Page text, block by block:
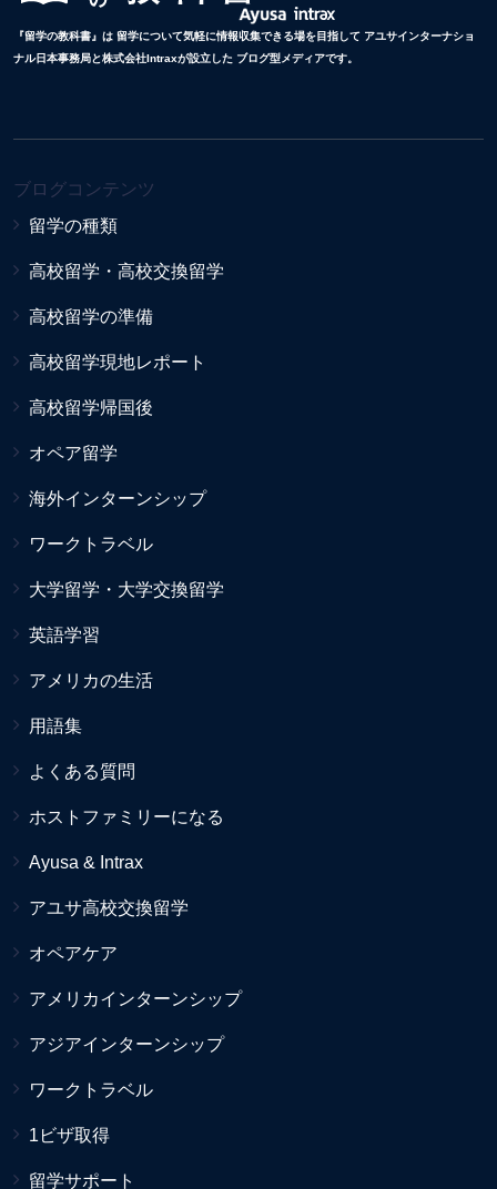
『留学の教科書』は 留学について気軽に情報収集できる場を目指して アユサインターナショ
ナル日本事務局と株式会社Intraxが設立した ブログ型メディアです。
ブログコンテンツ
留学の種類
高校留学・高校交換留学
高校留学の準備
高校留学現地レポート
高校留学帰国後
オペア留学
海外インターンシップ
ワークトラベル
大学留学・大学交換留学
英語学習
アメリカの生活
用語集
よくある質問
ホストファミリーになる
Ayusa & Intrax
アユサ高校交換留学
オペアケア
アメリカインターンシップ
アジアインターンシップ
ワークトラベル
1ビザ取得
留学サポート